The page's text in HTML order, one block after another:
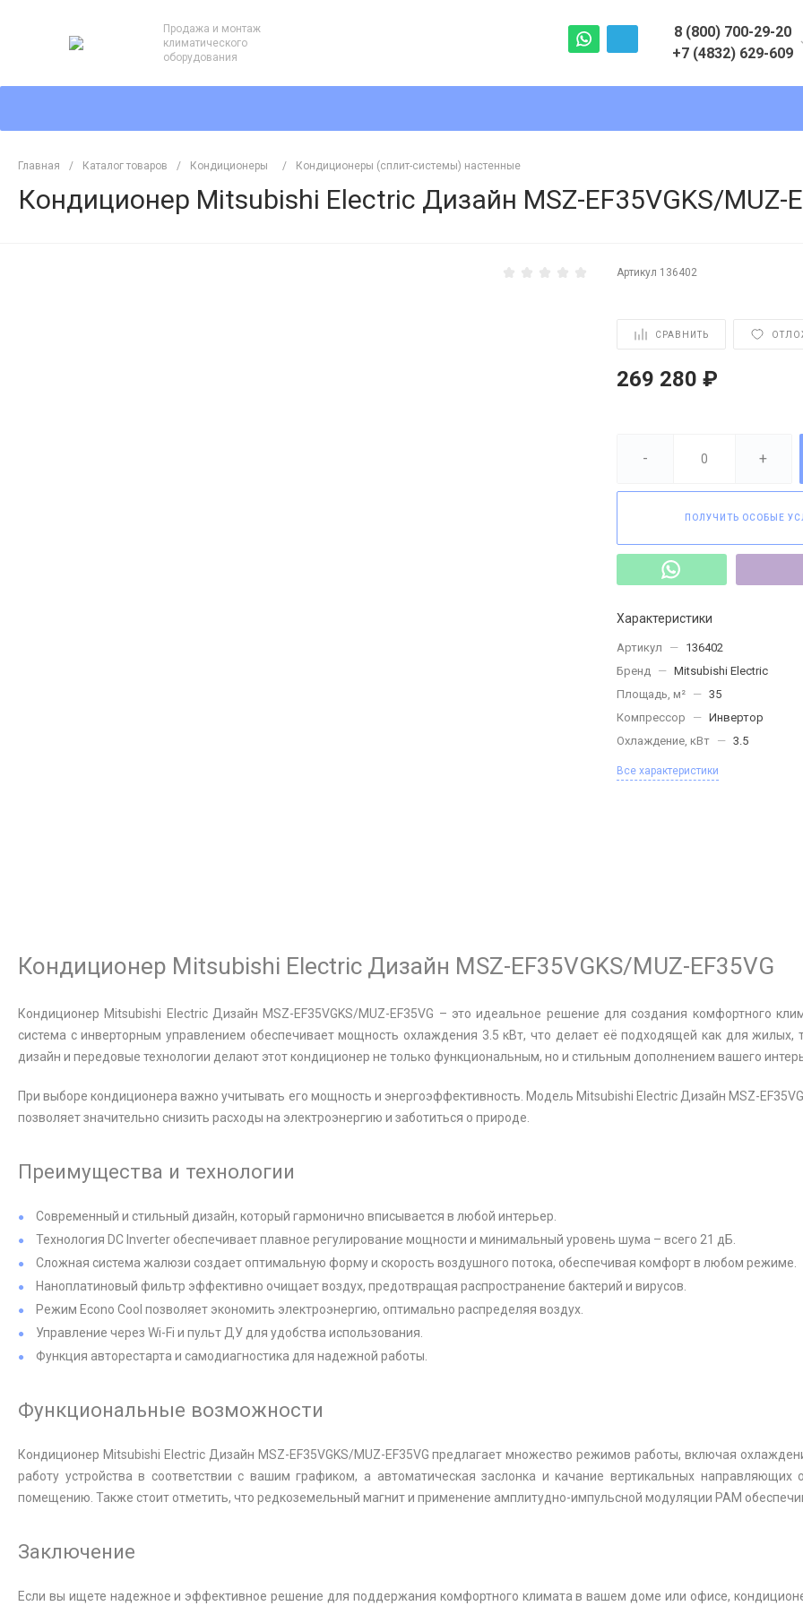
Продажа и монтаж
климатического
оборудования
8 (800) 700-29-20
+7 (4832) 629-609
Вс - Выходной
Главная / Каталог товаров / Кондиционеры / Кондиционеры (сплит-системы) настенные
Кондиционер Mitsubishi Electric Дизайн MSZ-EF35VGKS/MUZ-
Артикул 136402
СРАВНИТЬ
269 280 ₽
- +
ПОЛУЧИТЬ ОСОБЫЕ
Характеристики
Артикул — 136402
Бренд — Mitsubishi Electric
Площадь, м² — 35
Компрессор
— Инвертор
Охлаждение, кВт — 3.5
Все характеристики
Кондиционер Mitsubishi Electric Дизайн MSZ-EF35VGKS/MUZ-EF35VG
Кондиционер Mitsubishi Electric Дизайн MSZ-EF35VGKS/MUZ-EF35VG – это идеальное решение для создания комфортного
система с инверторным управлением обеспечивает мощность охлаждения 3.5 кВт, что делает её подходящей как для жилых,
дизайн и передовые технологии делают этот кондиционер не только функциональным, но и стильным дополнением вашего
При выборе кондиционера важно учитывать его мощность и энергоэффективность. Модель Mitsubishi Electric Дизайн MSZ-
позволяет значительно снизить расходы на электроэнергию и заботиться о природе.
Преимущества и технологии
Современный и стильный дизайн, который гармонично вписывается в любой интерьер.
Технология DC Inverter обеспечивает плавное регулирование мощности и минимальный уровень шума – всего 21 дБ.
Сложная система жалюзи создает оптимальную форму и скорость воздушного потока, обеспечивая комфорт в любом режиме.
Наноплатиновый фильтр эффективно очищает воздух, предотвращая распространение бактерий и вирусов.
Режим Econo Cool позволяет экономить электроэнергию, оптимально распределяя воздух.
Управление через Wi-Fi и пульт ДУ для удобства использования.
Функция авторестарта и самодиагностика для надежной работы.
Функциональные возможности
Кондиционер Mitsubishi Electric Дизайн MSZ-EF35VGKS/MUZ-EF35VG предлагает множество режимов работы, включая
работу устройства в соответствии с вашим графиком, а автоматическая заслонка и качание вертикальных
помещению. Также стоит отметить, что редкоземельный магнит и применение амплитудно-импульсной модуляции PAM
Заключение
Если вы ищете надежное и эффективное решение для поддержания комфортного климата в вашем доме или офисе,